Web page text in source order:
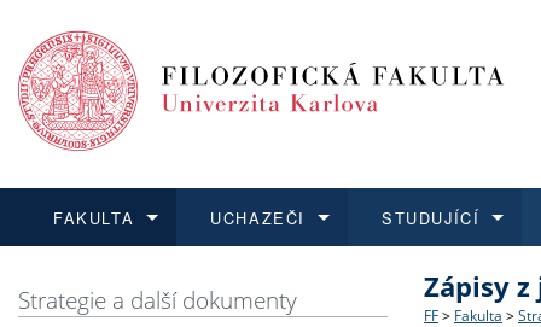
FAKULTA
Struktura
UCHAZEČI
Co
STUDUJÍCÍ
O vědě a
Aktuální
Strategie a další dokumenty Zápisy
FF > Fakulta >